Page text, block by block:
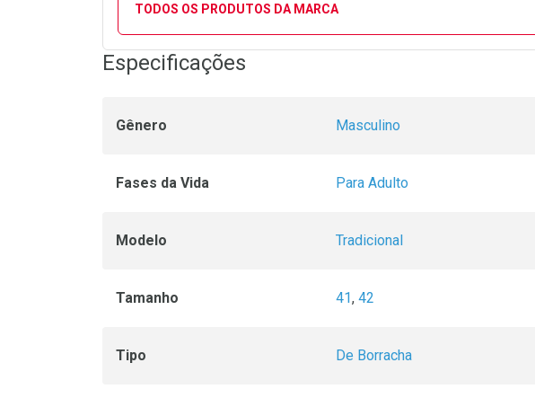
TODOS OS PRODUTOS DA MARCA
Especificações
Gênero Masculino
Fases da Vida Para Adulto
Modelo Tradicional
Tamanho 41, 42
Tipo De Borracha